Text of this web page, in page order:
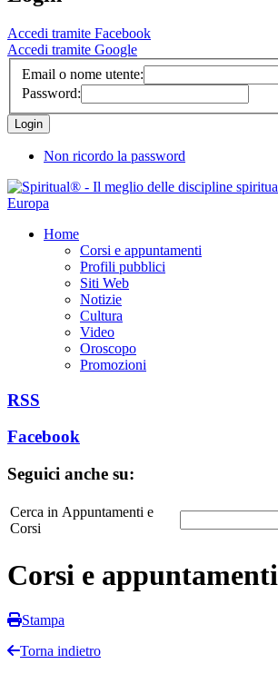
Accedi tramite Facebook
Accedi tramite Google
Email o nome utente:
Password:
Non ricordo la password
Home
Corsi e appuntamenti
Profili pubblici
Siti Web
Notizie
Cultura
Video
Oroscopo
Promozioni
RSS
Facebook
Seguici anche su:
Cerca in Appuntamenti e
Corsi
Corsi e appuntamenti
Stampa
Torna indietro